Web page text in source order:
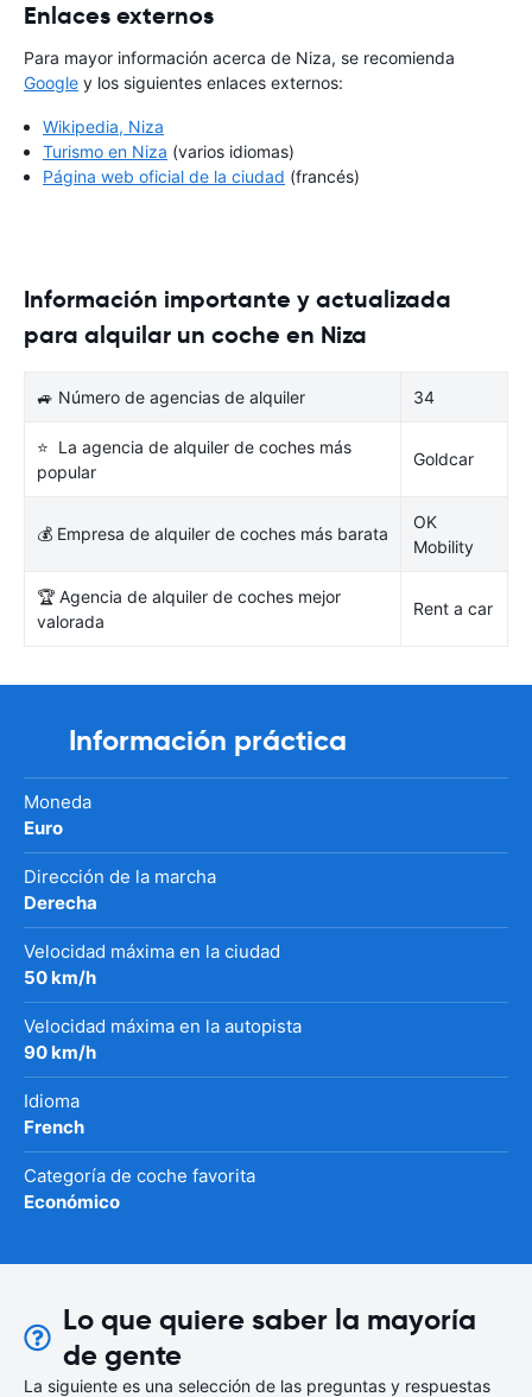
Enlaces externos
Para mayor información acerca de Niza, se recomienda
Google y los siguientes enlaces externos:
Wikipedia, Niza
Turismo en Niza (varios idiomas)
Página web oficial de la ciudad (francés)
Información importante y actualizada
para alquilar un coche en Niza
🚙 Número de agencias de alquiler 34
⭐ La agencia de alquiler de coches más
popular
Goldcar
💰 Empresa de alquiler de coches más barata
OK
Mobility
🏆 Agencia de alquiler de coches mejor
valorada
Rent a car
Información práctica
Moneda
Euro
Dirección de la marcha
Derecha
Velocidad máxima en la ciudad
50 km/h
Velocidad máxima en la autopista
90 km/h
Idioma
French
Categoría de coche favorita
Económico
Lo que quiere saber la mayoría
de gente
La siguiente es una selección de las preguntas y respuestas